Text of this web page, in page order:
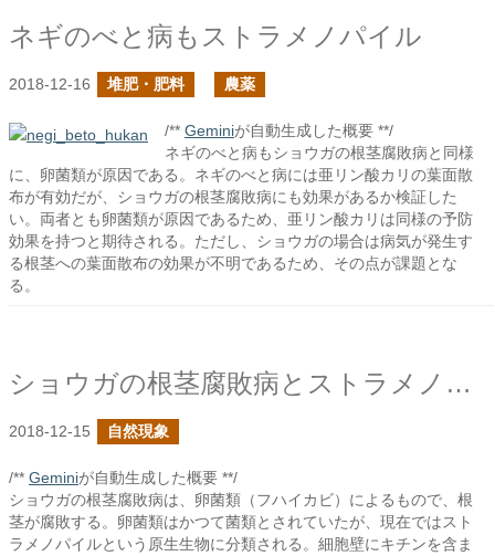
ネギのべと病もストラメノパイル
2018-12-16 堆肥・肥料 農薬
/** Geminiが自動生成した概要 **/
ネギのべと病もショウガの根茎腐敗病と同様
に、卵菌類が原因である。ネギのべと病には亜リン酸カリの葉面散
布が有効だが、ショウガの根茎腐敗病にも効果があるか検証した
い。両者とも卵菌類が原因であるため、亜リン酸カリは同様の予防
効果を持つと期待される。ただし、ショウガの場合は病気が発生す
る根茎への葉面散布の効果が不明であるため、その点が課題とな
る。
ショウガの根茎腐敗病とストラメノパイル
2018-12-15 自然現象
/** Geminiが自動生成した概要 **/
ショウガの根茎腐敗病は、卵菌類（フハイカビ）によるもので、根
茎が腐敗する。卵菌類はかつて菌類とされていたが、現在ではスト
ラメノパイルという原生生物に分類される。細胞壁にキチンを含ま